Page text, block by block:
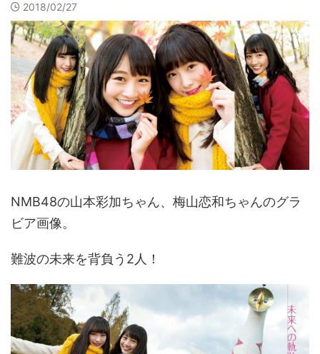
2018/02/27
NMB48の山本彩加ちゃん、梅山恋和ちゃんのグラ
ビア画像。
難波の未来を背負う2人！